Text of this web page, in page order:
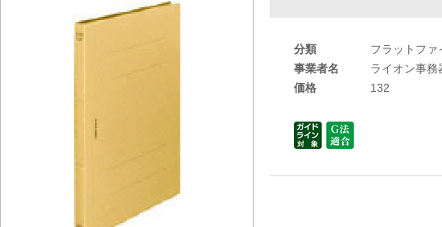
分類
フラットファ
事業者名
ライオン事務
価格
132